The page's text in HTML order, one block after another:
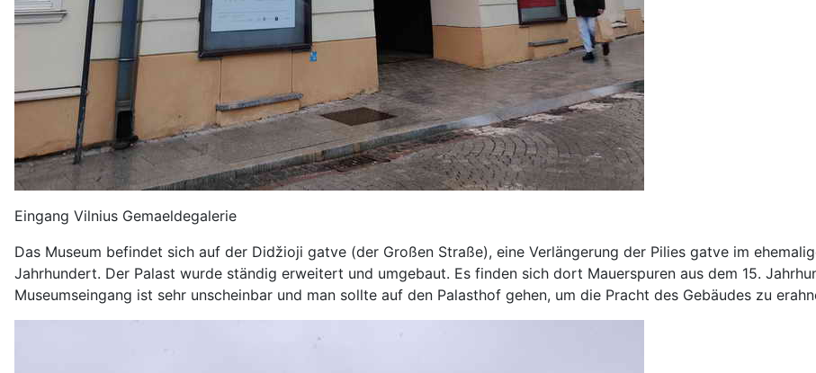
Eingang Vilnius Gemaeldegalerie
Das Museum befindet sich auf der Didžioji gatve (der Großen Straße), eine Verlängerung der Pilies gatve im
Jahrhundert. Der Palast wurde ständig erweitert und umgebaut. Es finden sich dort Mauerspuren aus dem 15.
Museumseingang ist sehr unscheinbar und man sollte auf den Palasthof gehen, um die Pracht des Gebäudes zu